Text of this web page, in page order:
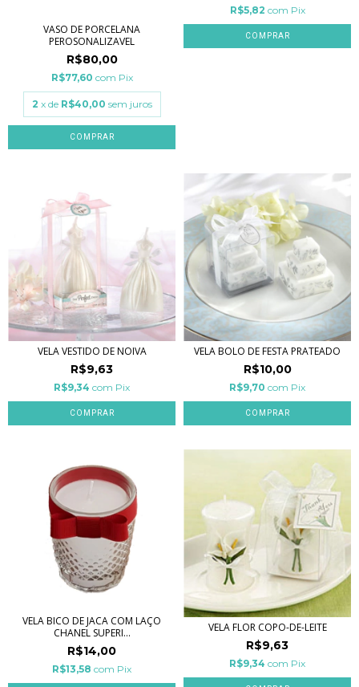
VASO DE PORCELANA
PEROSONALIZAVEL
R$80,00
R$77,60 com Pix
2 x de R$40,00 sem juros
COMPRAR
R$5,82 com Pix
COMPRAR
VELA VESTIDO DE NOIVA
R$9,63
R$9,34 com Pix
VELA BOLO DE FESTA PRATEADO
R$10,00
R$9,70 com Pix
VELA BICO DE JACA COM LAÇO
CHANEL SUPERI...
R$14,00
R$13,58 com Pix
VELA FLOR COPO-DE-LEITE
R$9,63
R$9,34 com Pix